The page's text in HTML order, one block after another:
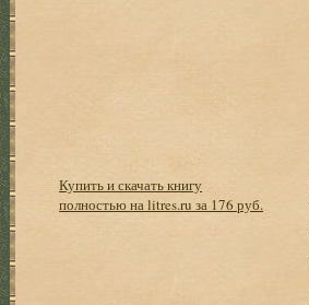
Купить и скачать книгу
полностью на litres.ru за 176 руб.